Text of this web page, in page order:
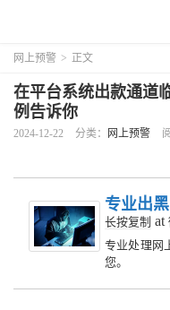
网上预警 > 正文
在平台系统出款通道
例告诉你
2024-12-22 分类： 网上预警
专业出
长按复制 at
专业处理网
您。